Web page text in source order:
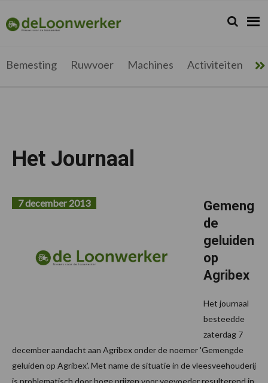
de
hoofdnavigatie
de
hoofd
de
eerste
de
voettekst
deloonwerker.be Zoeken...
Zoek
Bemesting Ruwvoer Machines Activiteiten
Het Journaal
Gemeng
de
geluiden
op
Agribex
7 december 2013
Het journaal
besteedde
zaterdag 7
december aandacht aan Agribex onder de noemer 'Gemengde
geluiden op Agribex'. Met name de situatie in de vleesveehouderij